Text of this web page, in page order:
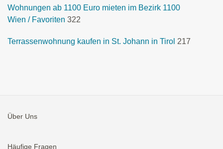
Wohnungen ab 1100 Euro mieten im Bezirk 1100
Wien / Favoriten 322
Terrassenwohnung kaufen in St. Johann in Tirol 217
Über Uns
Häufige Fragen